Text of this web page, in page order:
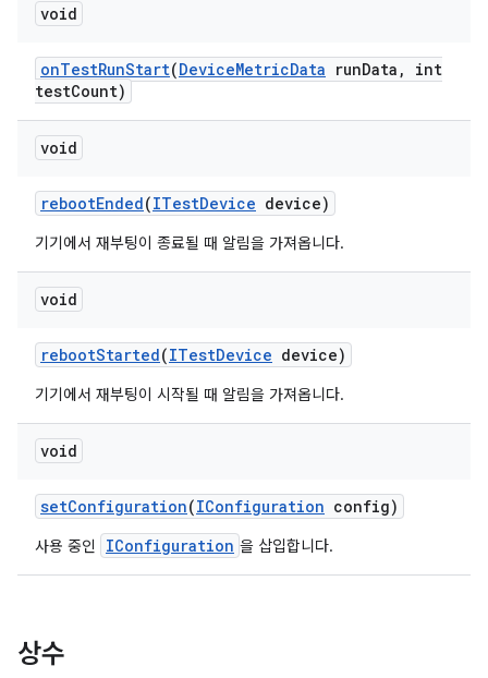
void
onTestRunStart(DeviceMetricData runData ,
int
testCount)
void
rebootEnded(ITestDevice device)
기기에서 재부팅이 종료될 때 알림을 가져옵니다.
void
rebootStarted(ITestDevice device)
기기에서 재부팅이 시작될 때 알림을 가져옵니다.
void
setConfiguration(IConfiguration config)
사용 중인 IConfiguration 을 삽입합니다.
상수